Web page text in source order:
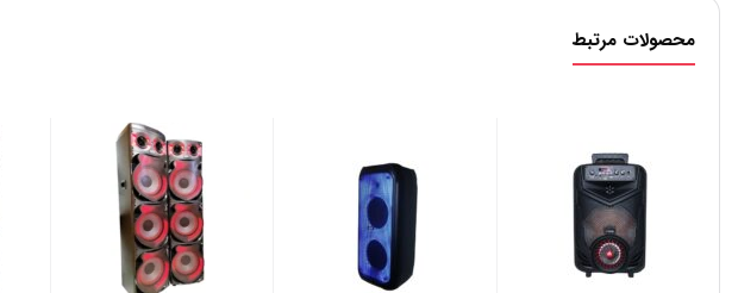
محصولات مرتبط